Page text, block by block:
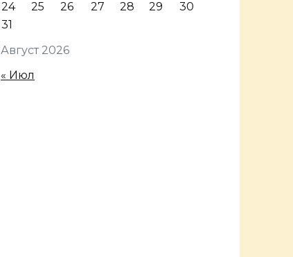
Август 2026
24
25 26 27 28 29
30
31
« Июл